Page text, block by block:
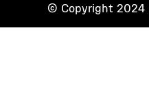
© Copyright 2024